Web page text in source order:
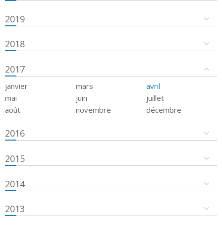
2019
2018
2017
janvier mars
avril
mai
juin
juillet
août
novembre décembre
2016
2015
2014
2013